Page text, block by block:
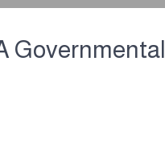
Governmental